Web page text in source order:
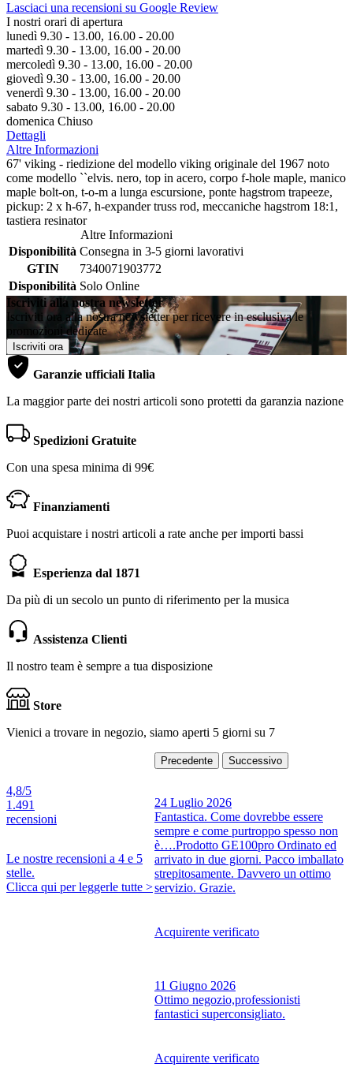
Lasciaci una recensioni su Google Review
I nostri orari di apertura
lunedì 9.30 - 13.00, 16.00 - 20.00
martedì 9.30 - 13.00, 16.00 - 20.00
mercoledì 9.30 - 13.00, 16.00 - 20.00
giovedì 9.30 - 13.00, 16.00 - 20.00
venerdì 9.30 - 13.00, 16.00 - 20.00
sabato 9.30 - 13.00, 16.00 - 20.00
domenica Chiuso
Dettagli
Altre Informazioni
67' viking - riedizione del modello viking originale del 1967 noto
come modello ``elvis. nero, top in acero, corpo f-hole maple, manico
maple bolt-on, t-o-m a lunga escursione, ponte hagstrom trapeeze,
pickup: 2 x h-67, h-expander truss rod, meccaniche hagstrom 18:1,
tastiera resinator
Altre Informazioni
Disponibilità Consegna in 3-5 giorni lavorativi
GTIN
7340071903772
Disponibilità Solo Online
Iscriviti alla nostra newsletter
Iscriviti ora alla nostra newsletter per ricevere in esclusiva le
promozioni dedicate
Iscriviti ora
Garanzie ufficiali Italia
La maggior parte dei nostri articoli sono protetti da garanzia nazione
Spedizioni Gratuite
Con una spesa minima di 99€
Finanziamenti
Puoi acquistare i nostri articoli a rate anche per importi bassi
Esperienza dal 1871
Da più di un secolo un punto di riferimento per la musica
Assistenza Clienti
Il nostro team è sempre a tua disposizione
Store
Vienici a trovare in negozio, siamo aperti 5 giorni su 7
4,8/5
1.491
recensioni
Le nostre recensioni a 4 e 5
stelle.
Clicca qui per leggerle tutte >
Precedente Successivo
24 Luglio 2026
Fantastica. Come dovrebbe essere
sempre e come purtroppo spesso non
è….Prodotto GE100pro Ordinato ed
arrivato in due giorni. Pacco imballato
strepitosamente. Davvero un ottimo
servizio. Grazie.
Acquirente verificato
11 Giugno 2026
Ottimo negozio,professionisti
fantastici superconsigliato.
Acquirente verificato